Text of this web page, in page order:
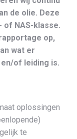
de olie. Deze
of NAS-klasse.
op,
wat er
of leiding is.
oplossingen
te